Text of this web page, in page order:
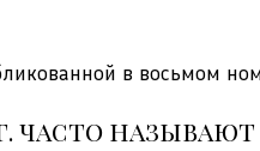
в восьмом
часто